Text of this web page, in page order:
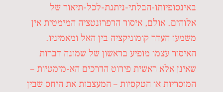
באינסופיותו-הבלתי-ניתנת-לכל-תיאור של
אלוהים. אולם, איסור הרפרזנטציה המימטית אין
משמעו העדר קומוניקציה בין האל ומאמיניו.
האיסור עצמו מופיע בראשון של שמונה דברות
שאינן אלא ראשית פירוט הדרכים הא-מימטיות –
המוסריות או הטקסיות – המעצבות את היחס שבין